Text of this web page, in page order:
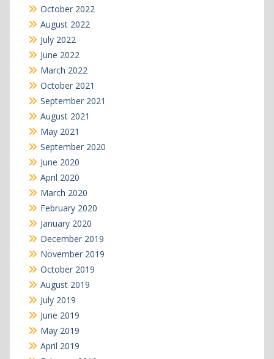
October 2022
August 2022
July 2022
June 2022
March 2022
October 2021
September 2021
August 2021
May 2021
September 2020
June 2020
April 2020
March 2020
February 2020
January 2020
December 2019
November 2019
October 2019
August 2019
July 2019
June 2019
May 2019
April 2019